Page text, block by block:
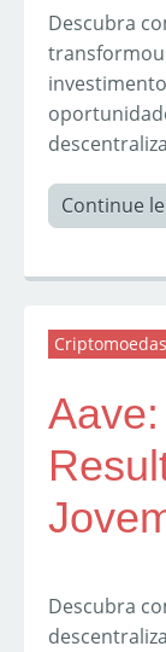
Descubra
Continue
Criptomoedas
Descubra